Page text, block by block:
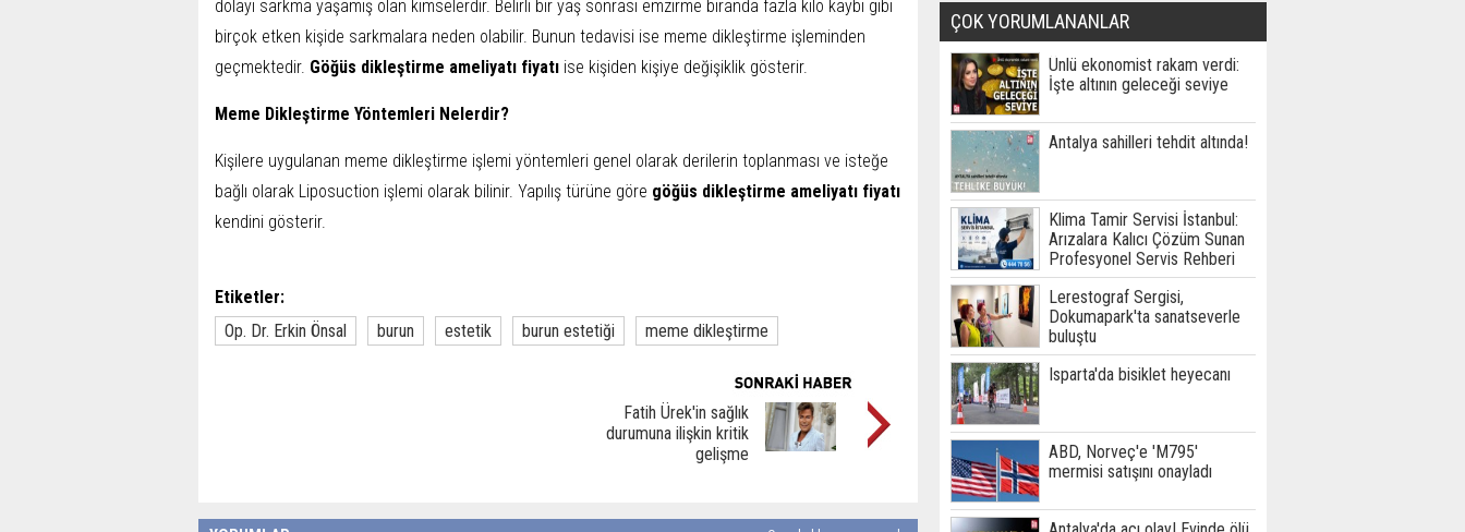
dolayı sarkma yaşamış olan kimselerdir. Belirli bir yaş sonrası emzirme biranda fazla kilo kaybı gibi
birçok etken kişide sarkmalara neden olabilir. Bunun tedavisi ise meme dikleştirme işleminden
geçmektedir. Göğüs dikleştirme ameliyatı fiyatı ise kişiden kişiye değişiklik gösterir.
Meme Dikleştirme Yöntemleri Nelerdir?
Kişilere uygulanan meme dikleştirme işlemi yöntemleri genel olarak derilerin toplanması ve isteğe
bağlı olarak Liposuction işlemi olarak bilinir. Yapılış türüne göre göğüs dikleştirme ameliyatı fiyatı
kendini gösterir.
Etiketler:
Op. Dr. Erkin Önsal
burun estetik burun estetiği meme dikleştirme
Fatih Ürek'in sağlık
durumuna ilişkin kritik
gelişme
ÇOK YORUMLANANLAR
Ünlü ekonomist rakam verdi:
İşte altının geleceği seviye
Antalya sahilleri tehdit altında!
Klima Tamir Servisi İstanbul:
Arızalara Kalıcı Çözüm Sunan
Profesyonel Servis Rehberi
Lerestograf Sergisi,
Dokumapark'ta sanatseverle
buluştu
Isparta'da bisiklet heyecanı
ABD, Norveç'e 'M795'
mermisi satışını onayladı